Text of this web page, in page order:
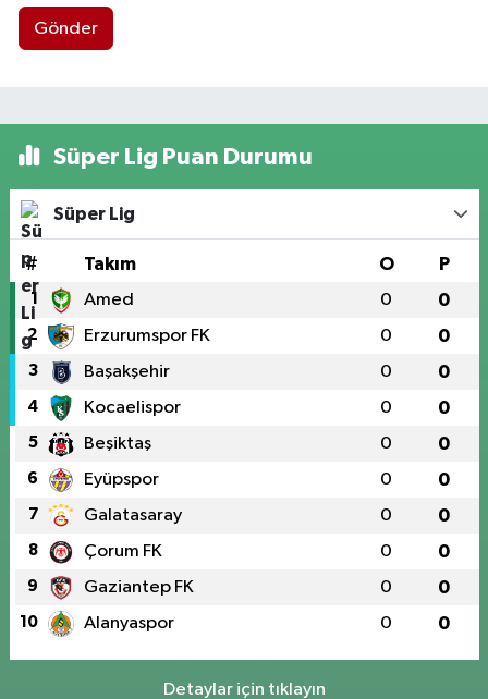
Gönder
Süper Lig Puan Durumu
Süper Lig
# Takım O P
1 Amed 0 0
2 Erzurumspor FK 0 0
3 Başakşehir 0 0
4 Kocaelispor 0 0
5 Beşiktaş 0 0
6 Eyüpspor 0 0
7 Galatasaray 0 0
8 Çorum FK 0 0
9 Gaziantep FK 0 0
10 Alanyaspor 0 0
Detaylar için tıklayın